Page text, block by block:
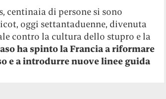
centinaia di persone si sono
oggi settantaduenne, divenuta
contro la cultura dello stupro e la
ha spinto la Francia a riformare
e a introdurre nuove linee guida